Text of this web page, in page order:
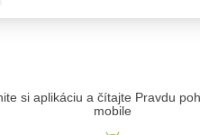
si aplikáciu a čítajte Pravdu
mobile